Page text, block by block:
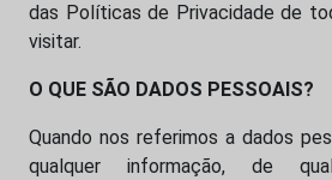
das Políticas de Privacidade de
visitar.
O QUE SÃO DADOS PESSOAIS?
Quando nos referimos a dados
qualquer informação, de